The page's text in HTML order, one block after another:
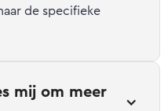
de specifieke
mij om meer